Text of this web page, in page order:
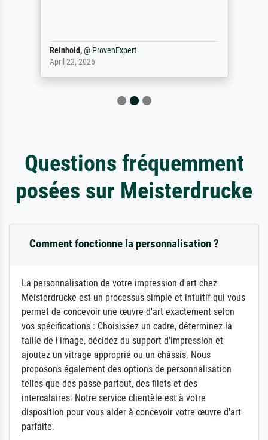
Reinhold,@ ProvenExpert
April 22, 2026
Questions fréquemment
posées sur Meisterdrucke
Comment fonctionne la personnalisation ?
La personnalisation de votre impression d'art chez
Meisterdrucke est un processus simple et intuitif qui vous
permet de concevoir une œuvre d'art exactement selon
vos spécifications : Choisissez un cadre, déterminez la
taille de l'image, décidez du support d'impression et
ajoutez un vitrage approprié ou un châssis. Nous
proposons également des options de personnalisation
telles que des passe-partout, des filets et des
intercalaires. Notre service clientèle est à votre
disposition pour vous aider à concevoir votre œuvre d'art
parfaite.